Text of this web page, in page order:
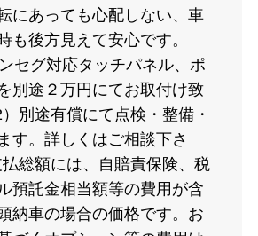
にあっても心配しない、車
も後方見えて安心です。
セグ対応タッチパネル、ポ
別途２万円にてお取付け致
別途有償にて点検・整備・
す。詳しくはご相談下さ
総額には、自賠責保険、税
預託金相当額等の費用が含
納車の場合の価格です。お